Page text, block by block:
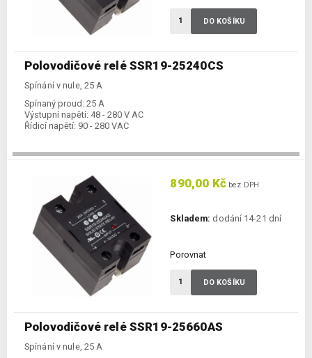
Polovodičové relé SSR19-25240CS
Spínání v nule, 25 A
Spínaný proud: 25 A
Výstupní napětí: 48 - 280 V AC
Řídicí napětí: 90 - 280 VAC
DO KOŠÍKU
Polovodičové relé SSR19-25660AS
Spínání v nule, 25 A
890,00 Kč bez DPH
Skladem: dodání 14-21 dní
Porovnat
DO KOŠÍKU